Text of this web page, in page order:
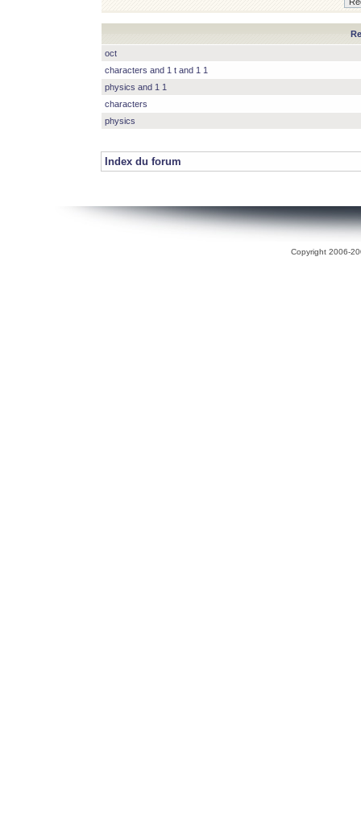
oct
characters and 1 t and 1 1
physics and 1 1
characters
physics
Index du forum
Copyright 2006-